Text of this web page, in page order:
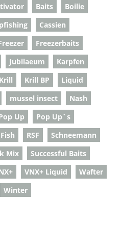
Baits
Boilie
Cassien
Freezerbaits
Jubilaeum
Karpfen
Krill Krill BP
Liquid
mussel insect
Nash
Up
Pop Up`s
RSF
Schneemann
Mix
Successful Baits
VNX+ Liquid
Wafter
Winter